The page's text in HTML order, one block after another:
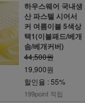
하우스웨어 국내생
산 파스텔 시어서
커 여름이불 5색상
택1(이불패드/베개
솜/베개커버)
44,500원
19,900원
할인율 : 55%
199point 적립